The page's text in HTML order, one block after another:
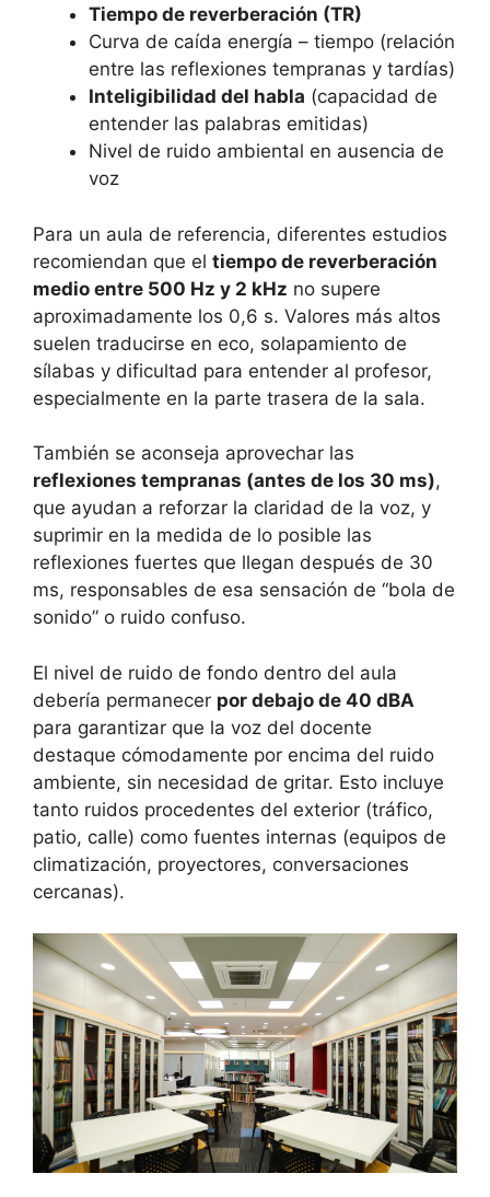
Tiempo de reverberación (TR)
Curva de caída energía – tiempo (relación
entre las reflexiones tempranas y tardías)
Inteligibilidad del habla (capacidad de
entender las palabras emitidas)
Nivel de ruido ambiental en ausencia de
voz
Para un aula de referencia, diferentes estudios
recomiendan que el tiempo de reverberación
medio entre 500 Hz y 2 kHz no supere
aproximadamente los 0,6 s. Valores más altos
suelen traducirse en eco, solapamiento de
sílabas y dificultad para entender al profesor,
especialmente en la parte trasera de la sala.
También se aconseja aprovechar las
reflexiones tempranas (antes de los 30 ms),
que ayudan a reforzar la claridad de la voz, y
suprimir en la medida de lo posible las
reflexiones fuertes que llegan después de 30
ms, responsables de esa sensación de “bola de
sonido” o ruido confuso.
El nivel de ruido de fondo dentro del aula
debería permanecer por debajo de 40 dBA
para garantizar que la voz del docente
destaque cómodamente por encima del ruido
ambiente, sin necesidad de gritar. Esto incluye
tanto ruidos procedentes del exterior (tráfico,
patio, calle) como fuentes internas (equipos de
climatización, proyectores, conversaciones
cercanas).